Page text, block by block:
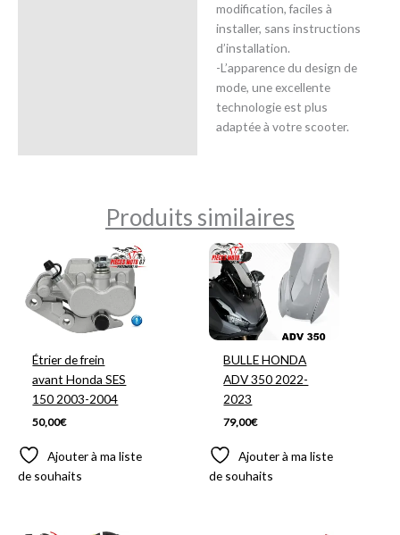
modification, faciles à
installer, sans instructions
d’installation.
-L’apparence du design de
mode, une excellente
technologie est plus
adaptée à votre scooter.
Produits similaires
Étrier de frein
avant Honda SES
150 2003-2004
50,00€
Ajouter à ma liste
de souhaits
BULLE HONDA
ADV 350 2022-
2023
79,00€
Ajouter à ma liste
de souhaits